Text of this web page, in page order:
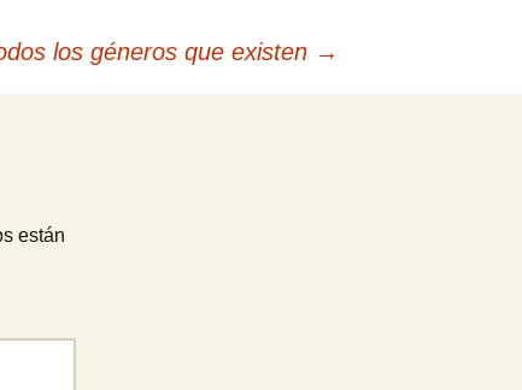
los géneros que existen →
están